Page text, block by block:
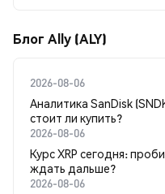
Блог Ally (ALY)
2026-08-06
Аналитика SanDisk
стоит ли купить?
2026-08-06
Курс XRP сегодня:
ждать дальше?
2026-08-06